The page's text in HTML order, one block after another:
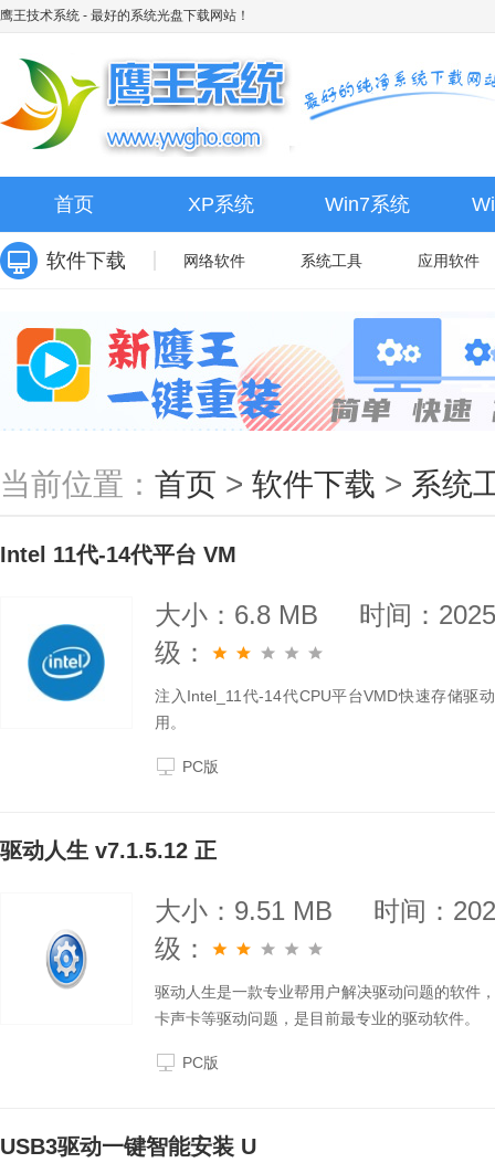
鹰王技术系统 - 最好的系统光盘下载网站！
首页 XP系统 Win7系统
软件下载 网络软件 系统工具 应用软件
当前位置： 首页 > 软件下载 > 系统
Intel 11代-14代平台 VM
大小：6.8 MB
时间：
级：
注入Intel_11代-14代CPU平台VMD快速存储驱
用。
PC版
驱动人生 v7.1.5.12 正
大小：9.51 MB
时间：
级：
驱动人生是一款专业帮用户解决驱动问题的软件
卡声卡等驱动问题，是目前最专业的驱动软件。
PC版
USB3驱动一键智能安装 U